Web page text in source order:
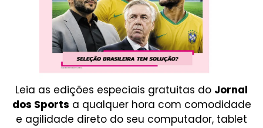
Leia as edições especiais gratuitas do Jornal
dos Sports a qualquer hora com comodidade
e agilidade direto do seu computador, tablet